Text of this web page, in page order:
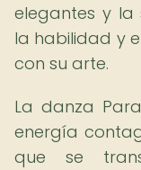
elegantes y la
la habilidad y
con su arte.
La danza
energía
que se